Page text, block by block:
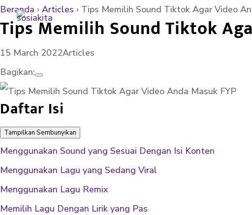
Beranda › Articles › Tips Memilih Sound Tiktok Agar Video
Tips Memilih Sound Tiktok
15 March 2022Articles
Bagikan:
Daftar Isi
Tampilkan Sembunyikan
Menggunakan Sound yang Sesuai Dengan Isi Konten
Menggunakan Lagu yang Sedang Viral
Menggunakan Lagu Remix
Memilih Lagu Dengan Lirik yang Pas